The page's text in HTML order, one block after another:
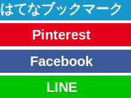
はてなブックマーク
Pinterest
Facebook
LINE